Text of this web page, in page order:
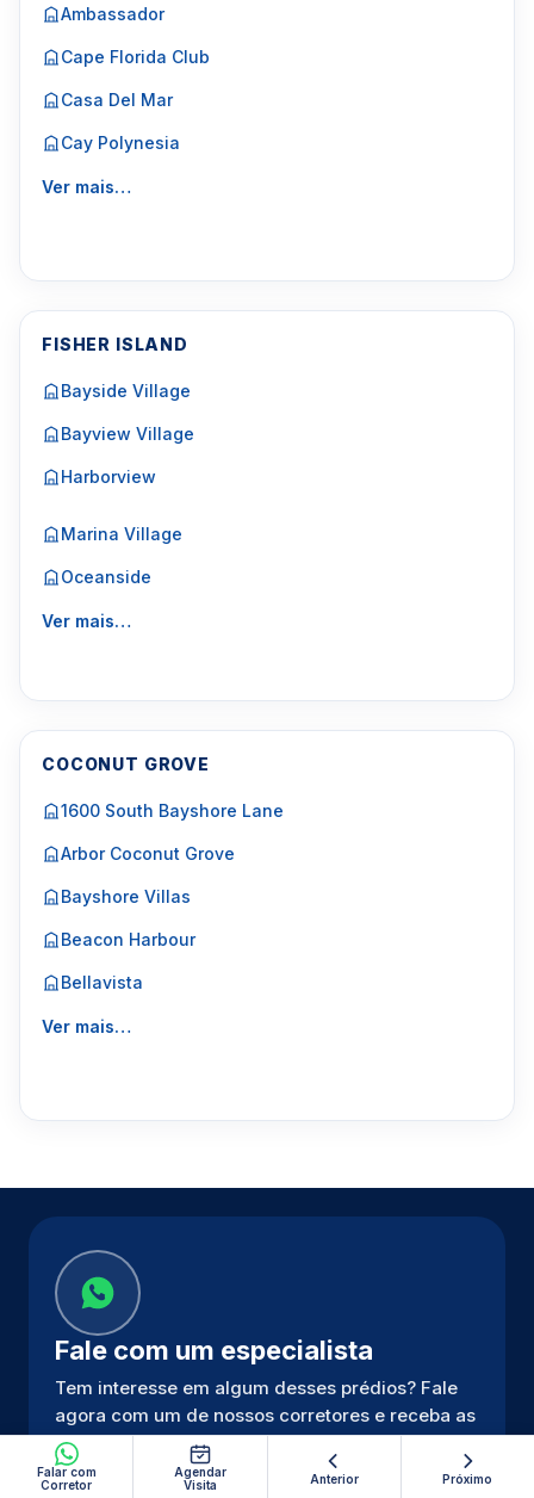
Falar com
Corretor
Agendar
Visita
Anterior Próximo
Ambassador
Cape Florida Club
Casa Del Mar
Cay Polynesia
Ver mais…
FISHER ISLAND
Bayside Village
Bayview Village
Harborview
Marina Village
Oceanside
Ver mais…
COCONUT GROVE
1600 South Bayshore Lane
Arbor Coconut Grove
Bayshore Villas
Beacon Harbour
Bellavista
Ver mais…
Fale com um especialista
Tem interesse em algum desses prédios? Fale
agora com um de nossos corretores e receba as
melhores opções disponíveis.